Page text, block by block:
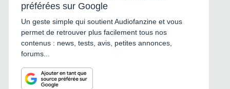
préférées sur Google
Un geste simple qui soutient Audiofanzine et vous
permet de retrouver plus facilement tous nos
contenus : news, tests, avis, petites annonces,
forums...